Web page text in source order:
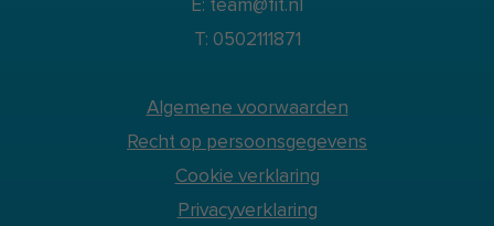
T: 0502111871
Algemene voorwaarden
Recht op persoonsgegevens
Cookie verklaring
Privacyverklaring